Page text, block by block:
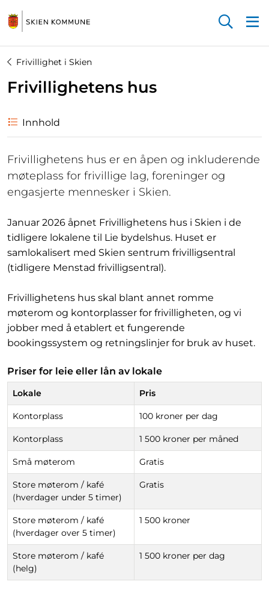
Frivillighet i Skien
Frivillighetens hus
Innhold
Frivillighetens hus er en åpen og inkluderende
møteplass for frivillige lag, foreninger og
engasjerte mennesker i Skien.
Januar 2026 åpnet Frivillighetens hus i Skien i de
tidligere lokalene til Lie bydelshus. Huset er
samlokalisert med Skien sentrum frivilligsentral
(tidligere Menstad frivilligsentral).
Frivillighetens hus skal blant annet romme
møterom og kontorplasser for frivilligheten, og vi
jobber med å etablert et fungerende
bookingssystem og retningslinjer for bruk av huset.
Priser for leie eller lån av lokale
Lokale Pris
Kontorplass 100 kroner per dag
Kontorplass 1 500 kroner per måned
Små møterom Gratis
Store møterom / kafé
(hverdager under 5 timer)
Gratis
Store møterom / kafé
(hverdager over 5 timer)
1 500 kroner
Store møterom / kafé
(helg)
1 500 kroner per dag